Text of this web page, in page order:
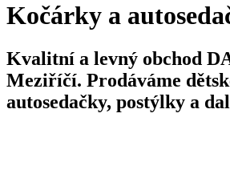
Kočárky a
Kvalitní a levný obchod
Meziříčí. Prodáváme
autosedačky, postýlky a